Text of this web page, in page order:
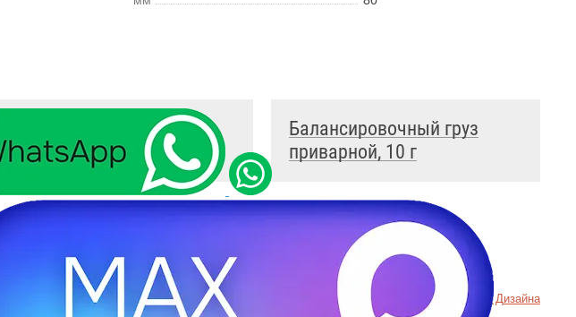
Балансировочный груз
приварной, 5 г
Балансировочный груз
приварной, 10 г
Политика конфиденциальности
Пример Хорошего Дизайна